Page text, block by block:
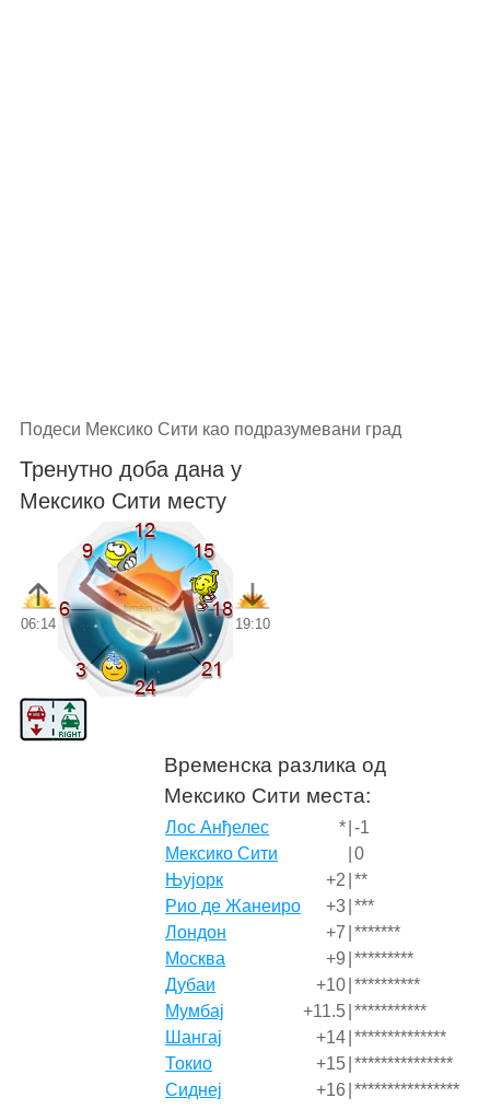
Подеси Мексико Сити као подразумевани град
Тренутно доба дана у
Мексико Сити месту
06:14 19:10
Временска разлика од
Мексико Сити места:
Лос Анђелес * -1
Мексико Сити
0
Њујорк
+2 **
Рио де Жанеиро
+3 ***
Лондон
+7 *******
Москва
+9 *********
Дубаи
+10 **********
Мумбај
+11.5 ***********
Шангај
+14 **************
Токио
+15 ***************
Сиднеј
+16 ****************